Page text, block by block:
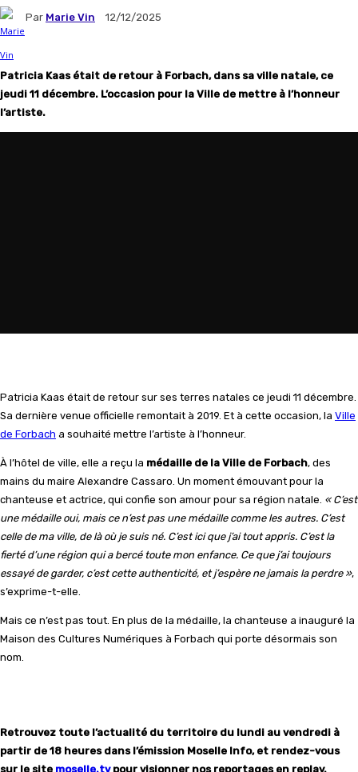
Par Marie Vin 12/12/2025
Patricia Kaas était de retour à Forbach, dans sa ville natale, ce
jeudi 11 décembre. L’occasion pour la Ville de mettre à l’honneur
l’artiste.
Patricia Kaas était de retour sur ses terres natales ce jeudi 11 décembre.
Sa dernière venue officielle remontait à 2019. Et à cette occasion, la Ville
de Forbach a souhaité mettre l’artiste à l’honneur.
À l’hôtel de ville, elle a reçu la médaille de la Ville de Forbach, des
mains du maire Alexandre Cassaro. Un moment émouvant pour la
chanteuse et actrice, qui confie son amour pour sa région natale. « C’est
une médaille oui, mais ce n’est pas une médaille comme les autres. C’est
celle de ma ville, de là où je suis né. C’est ici que j’ai tout appris. C’est la
fierté d’une région qui a bercé toute mon enfance. Ce que j’ai toujours
essayé de garder, c’est cette authenticité, et j’espère ne jamais la perdre »,
s’exprime-t-elle.
Mais ce n’est pas tout. En plus de la médaille, la chanteuse a inauguré la
Maison des Cultures Numériques à Forbach qui porte désormais son
nom.
Retrouvez toute l’actualité du territoire du lundi au vendredi à
partir de 18 heures dans l’émission Moselle Info, et rendez-vous
sur le site moselle.tv pour visionner nos reportages en replay.